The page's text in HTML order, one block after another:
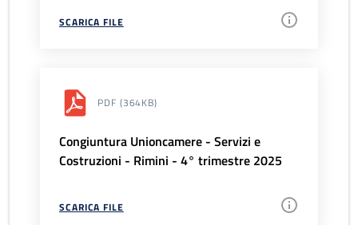
SCARICA FILE
PDF (364KB)
Congiuntura Unioncamere - Servizi e
Costruzioni - Rimini - 4° trimestre 2025
SCARICA FILE